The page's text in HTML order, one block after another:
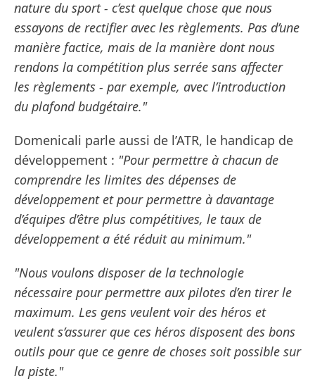
nature du sport - c’est quelque chose que nous
essayons de rectifier avec les règlements. Pas d’une
manière factice, mais de la manière dont nous
rendons la compétition plus serrée sans affecter
les règlements - par exemple, avec l’introduction
du plafond budgétaire."
Domenicali parle aussi de l’ATR, le handicap de
développement : "Pour permettre à chacun de
comprendre les limites des dépenses de
développement et pour permettre à davantage
d’équipes d’être plus compétitives, le taux de
développement a été réduit au minimum."
"Nous voulons disposer de la technologie
nécessaire pour permettre aux pilotes d’en tirer le
maximum. Les gens veulent voir des héros et
veulent s’assurer que ces héros disposent des bons
outils pour que ce genre de choses soit possible sur
la piste."